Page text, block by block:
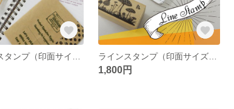
ラインスタンプ（印面サイズ：26×51mm）
1,800円